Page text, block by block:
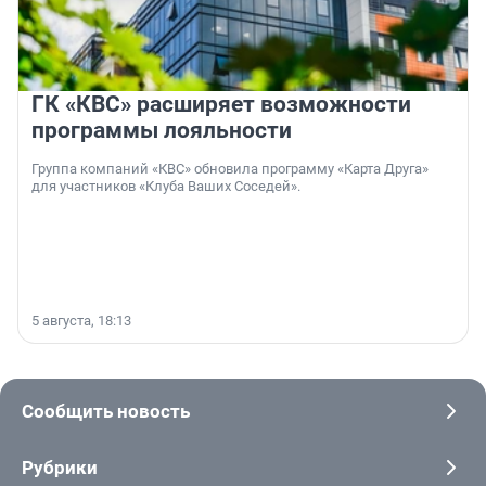
ГК «КВС» расширяет возможности
программы лояльности
Группа компаний «КВС» обновила программу «Карта Друга»
для участников «Клуба Ваших Соседей».
5 августа, 18:13
Сообщить новость
Рубрики